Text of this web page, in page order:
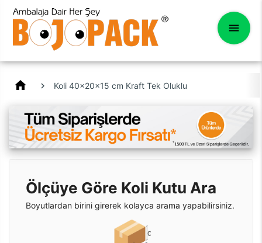
home Koli 40x20x15 cm Kraft Tek Oluklu
Ölçüye Göre Koli Kutu Ara
Boyutlardan birini girerek kolayca arama yapabilirsiniz.